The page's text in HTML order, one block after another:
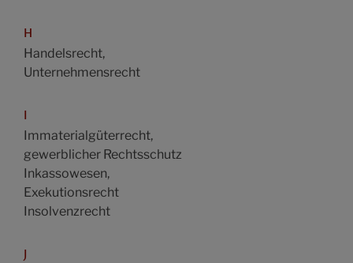
H
Handelsrecht,
Unternehmensrecht
I
Immaterialgüterrecht,
gewerblicher Rechtsschutz
Inkassowesen,
Exekutionsrecht
Insolvenzrecht
J